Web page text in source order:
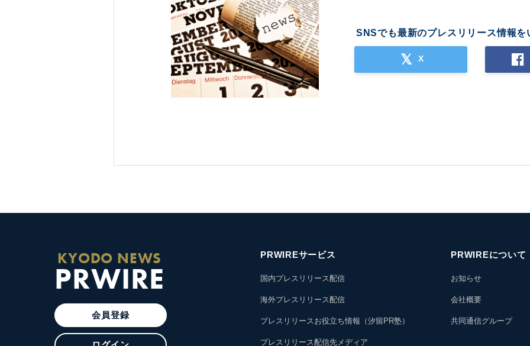
SNSでも最新のプレスリリース情報を
X
KYODO NEWS
PRWIRE
会員登録
PRWIREサービス
国内プレスリリース配信
海外プレスリリース配信
プレスリリースお役立ち情報（汐留PR塾）
プレスリリース配信先メディア
PRWIREについて
お知らせ
会社概要
共同通信グループ